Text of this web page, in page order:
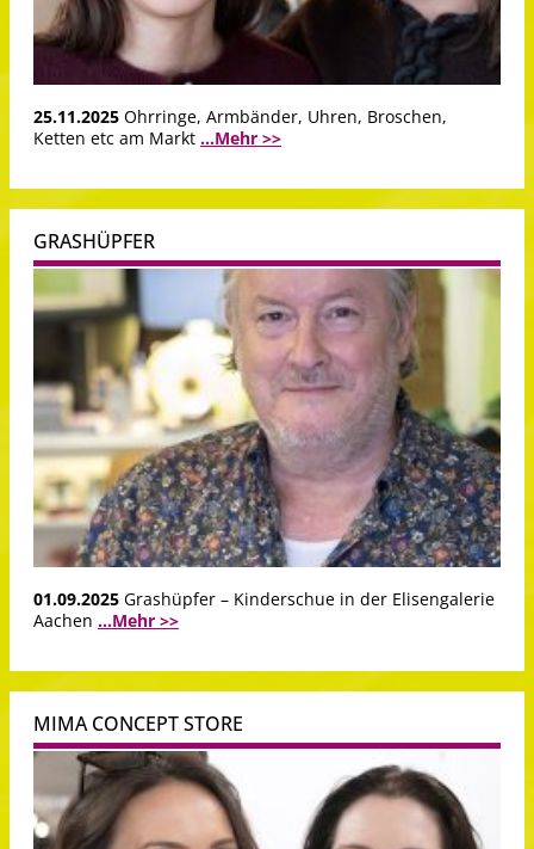
25.11.2025 Ohrringe, Armbänder, Uhren, Broschen,
Ketten etc am Markt ...Mehr >>
GRASHÜPFER
01.09.2025 Grashüpfer – Kinderschue in der Elisengalerie
Aachen ...Mehr >>
MIMA CONCEPT STORE